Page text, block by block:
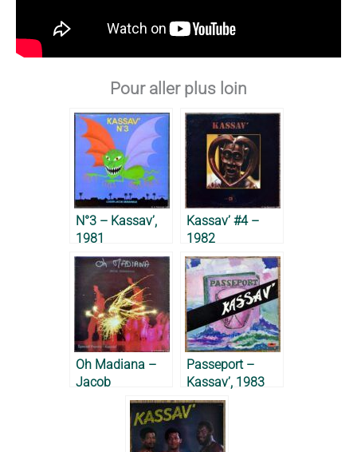
Pour aller plus loin
N°3 – Kassav’,
1981
Kassav’ #4 –
1982
Oh Madiana –
Jacob
Desvarieux, 1983
Passeport –
Kassav’, 1983